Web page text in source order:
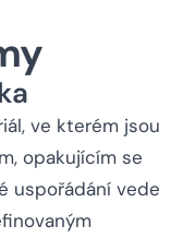
ve kterém jsou
opakujícím se
uspořádání vede